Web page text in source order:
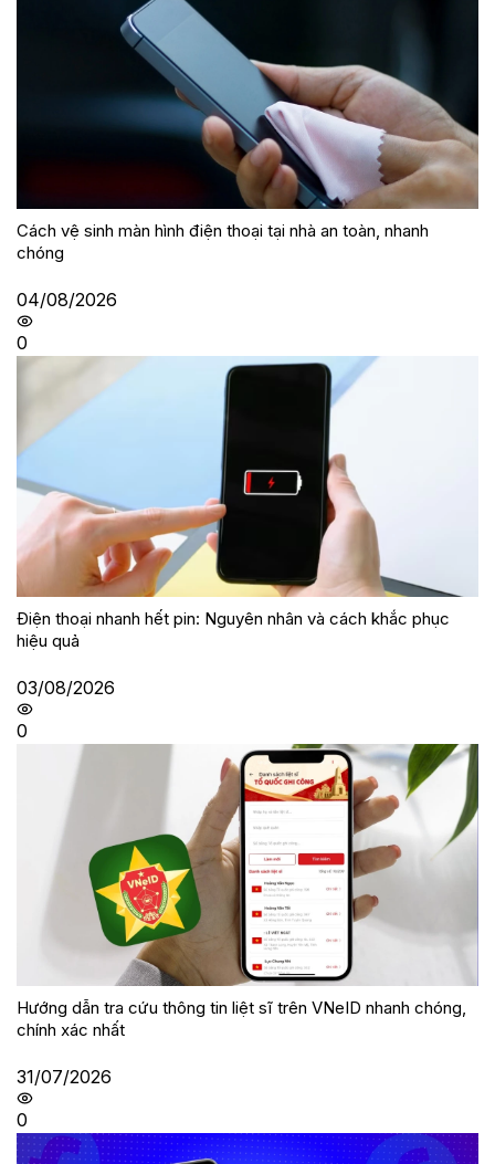
Cách vệ sinh màn hình điện thoại tại nhà an toàn, nhanh
chóng
04/08/2026
0
Điện thoại nhanh hết pin: Nguyên nhân và cách khắc phục
hiệu quả
03/08/2026
0
Hướng dẫn tra cứu thông tin liệt sĩ trên VNeID nhanh chóng,
chính xác nhất
31/07/2026
0